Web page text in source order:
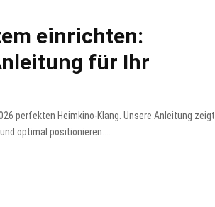
einrichten:
für Ihr
perfekten Heimkino-Klang. Unsere Anleitung zeigt
optimal positionieren....